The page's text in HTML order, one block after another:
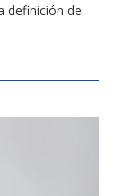
definición de